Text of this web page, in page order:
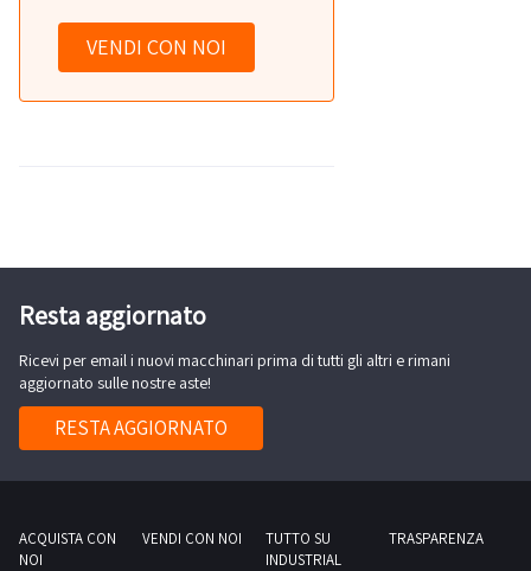
VENDI CON NOI
Resta aggiornato
Ricevi per email i nuovi macchinari prima di tutti gli altri e rimani
aggiornato sulle nostre aste!
RESTA AGGIORNATO
ACQUISTA CON
NOI
VENDI CON NOI
TUTTO SU
INDUSTRIAL
TRASPARENZA